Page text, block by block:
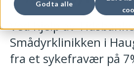
Godta alle
Ved hjelp av
Smådyrklinikken i
fra et sykefravær på